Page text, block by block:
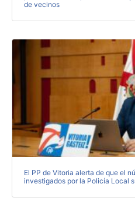
de vecinos
El PP de Vitoria alerta de que el
investigados por la Policía Local